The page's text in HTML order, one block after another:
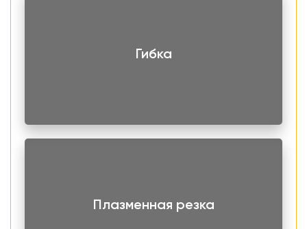
Гибка
Плазменная резка